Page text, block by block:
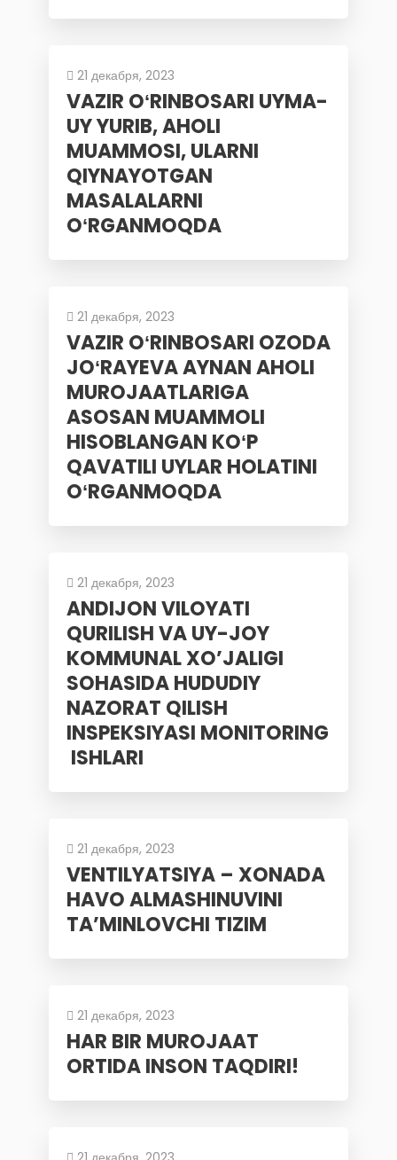
21 декабря, 2023
VAZIR OʻRINBOSARI UYMA-
UY YURIB, AHOLI
MUAMMOSI, ULARNI
QIYNAYOTGAN
MASALALARNI
OʻRGANMOQDA
21 декабря, 2023
VAZIR OʻRINBOSARI OZODA
JOʻRAYEVA AYNAN AHOLI
MUROJAATLARIGA
ASOSAN MUAMMOLI
HISOBLANGAN KOʻP
QAVATILI UYLAR HOLATINI
OʻRGANMOQDA
21 декабря, 2023
ANDIJON VILOYATI
QURILISH VA UY-JOY
KOMMUNAL XO’JALIGI
SOHASIDA HUDUDIY
NAZORAT QILISH
INSPEKSIYASI MONITORING
ISHLARI
21 декабря, 2023
VENTILYATSIYA – XONADA
HAVO ALMASHINUVINI
TA’MINLOVCHI TIZIM
21 декабря, 2023
HAR BIR MUROJAAT
ORTIDA INSON TAQDIRI!